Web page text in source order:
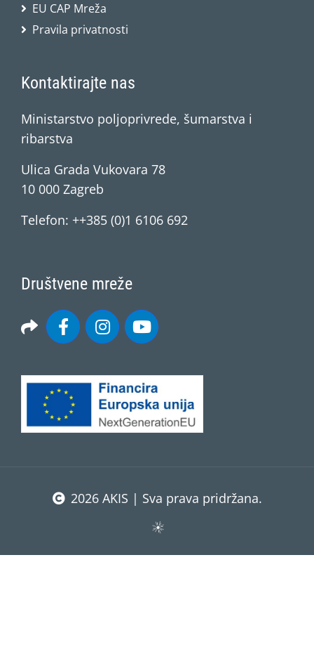
EU CAP Mreža
Pravila privatnosti
Kontaktirajte nas
Ministarstvo poljoprivrede, šumarstva i
ribarstva
Ulica Grada Vukovara 78
10 000 Zagreb
Telefon: ++385 (0)1 6106 692
Društvene mreže
2026 AKIS | Sva prava pridržana.